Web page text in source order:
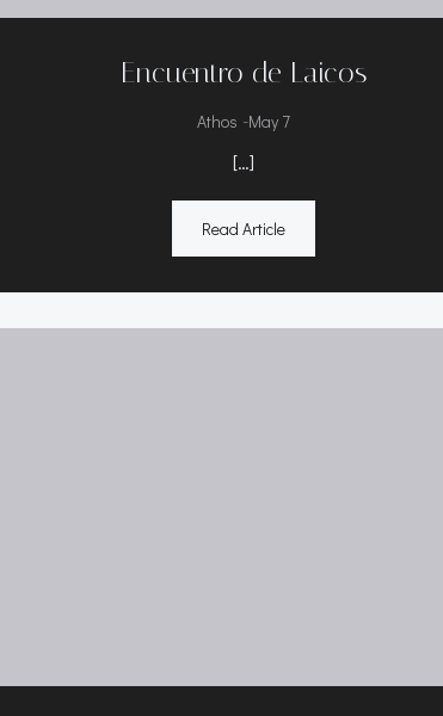
Encuentro de Laicos
Athos -May 7
[…]
Read Article